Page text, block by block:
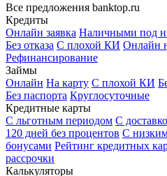
Все предложения banktop.ru
Кредиты
Онлайн заявка Наличными под
Без отказа С плохой КИ Онлайн
Рефинансирование
Займы
Онлайн На карту С плохой КИ
Без паспорта Круглосуточные
Кредитные карты
С льготным периодом С
120 дней без процентов С
бонусами Рейтинг кредитных
рассрочки
Калькуляторы